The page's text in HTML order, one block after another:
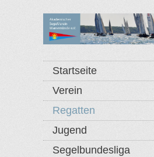
Startseite
Verein
Regatten
Jugend
Segelbundesliga